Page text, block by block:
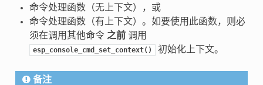
命令处理函数（无上下文），或
命令处理函数（有上下文）。如要使用此函数，则必
须在调用其他命令 之前调用
esp_console_cmd_set_context() 初始化上下文。
备注